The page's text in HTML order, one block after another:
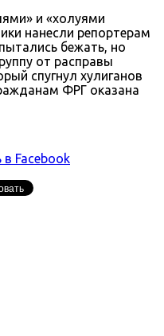
и «холуями
нанесли репортерам
бежать, но
от расправы
спугнул хулиганов
ФРГ оказана